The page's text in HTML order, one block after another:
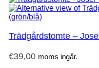
Trädgårdstomte –
€39,00 moms ingår.